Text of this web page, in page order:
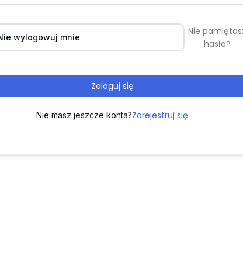
wylogowuj mnie
Nie
hasła?
Zaloguj się
Nie masz jeszcze konta?Zarejestruj się